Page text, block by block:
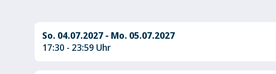
So. 04.07.2027 - Mo. 05.07.2027
17:30 - 23:59 Uhr